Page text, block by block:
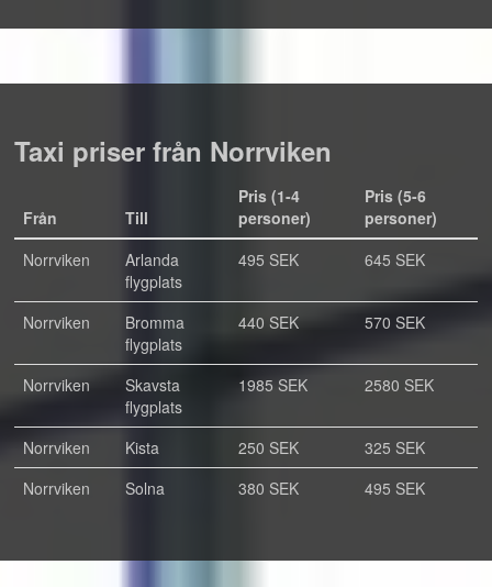
Taxi priser från Norrviken
Från Till
Pris (1-4
personer)
Pris (5-6
personer)
Norrviken
Arlanda
flygplats
495 SEK 645 SEK
Norrviken
Bromma
flygplats
440 SEK 570 SEK
Norrviken
Skavsta
flygplats
1985 SEK 2580 SEK
Norrviken Kista 250 SEK
325 SEK
Norrviken
Solna 380 SEK 495 SEK